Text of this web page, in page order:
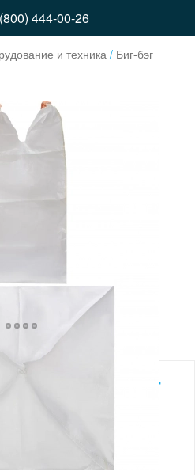
444-00-26
и техника/ Биг-бэг
2стропы, верх-
25шт. G-30-06-003